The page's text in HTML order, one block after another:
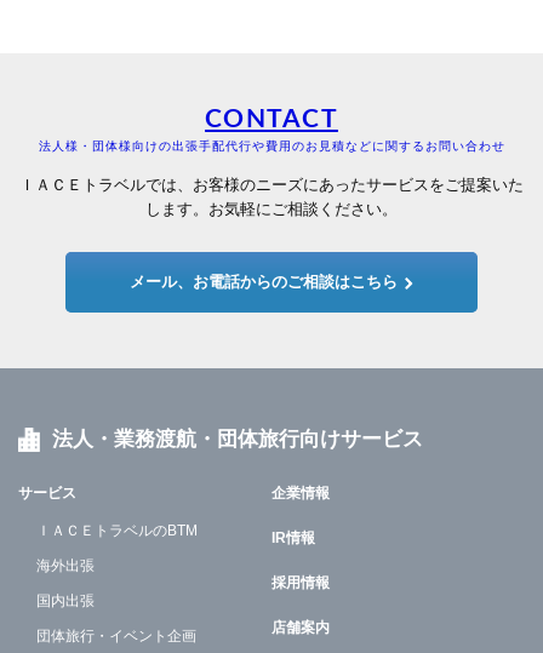
CONTACT
法人様・団体様向けの出張手配代行や費用のお見積などに関するお問い合わせ
ＩＡＣＥトラベルでは、お客様のニーズにあったサービスをご提案いた
します。お気軽にご相談ください。
メール、お電話からのご相談はこちら
法人・業務渡航・団体旅行向けサービス
サービス
ＩＡＣＥトラベルのBTM
海外出張
国内出張
団体旅行・イベント企画
企業情報
IR情報
採用情報
店舗案内